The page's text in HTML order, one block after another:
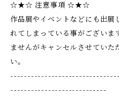
☆★☆ 注意事項 ☆★☆
作品展やイベントなどにも出展
れてしまっている事がございま
ませんがキャンセルさせていた
い。
----------------------------